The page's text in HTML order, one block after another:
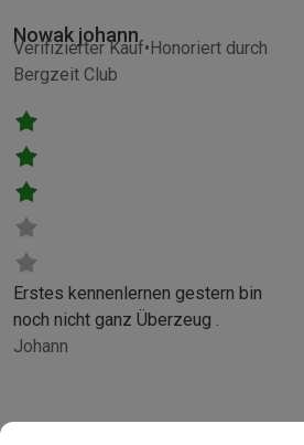
Johann
Verifizierter Kauf Honoriert durch
Bergzeit Club
Nowak johann
Erstes kennenlernen gestern bin
noch nicht ganz Überzeug .